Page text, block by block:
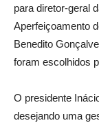
para diretor-geral
Aperfeiçoamento
Benedito
foram escolhidos
O presidente
desejando uma